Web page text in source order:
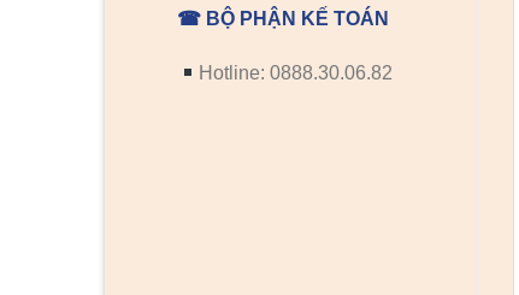
☎ BỘ PHẬN KẾ TOÁN
Hotline: 0888.30.06.82